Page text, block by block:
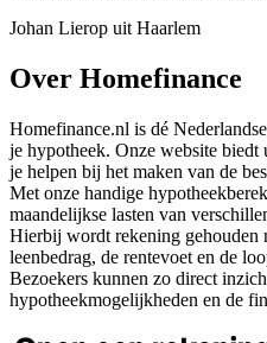
Johan Lierop uit Haarlem
Over Homefinance
Homefinance.nl is dé
je hypotheek. Onze website
je helpen bij het maken van de
Met onze handige
maandelijkse lasten van
Hierbij wordt rekening gehouden
leenbedrag, de rentevoet en de
Bezoekers kunnen zo direct
hypotheekmogelijkheden en de